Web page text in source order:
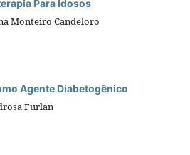
Para Idosos
Monteiro Candeloro
Agente Diabetogênico
Furlan